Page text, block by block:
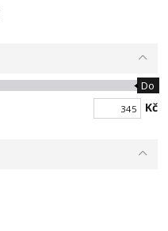
Do
Kč